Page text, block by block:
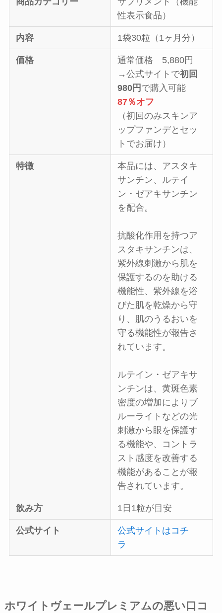
性表示食品）
内容 1袋30粒（1ヶ月分）
価格
通常価格 5,880円
→公式サイトで初回
980円 で購入可能
87％オフ
（初回のみスキンア
ップファンデとセッ
トでお届け）
特徴
本品には、アスタキ
サンチン、ルテイ
ン・ゼアキサンチン
を配合。
抗酸化作用を持つア
スタキサンチンは、
紫外線刺激から肌を
保護するのを助ける
機能性、紫外線を浴
びた肌を乾燥から守
り、肌のうるおいを
守る機能性が報告さ
れています。
ルテイン・ゼアキサ
ンチンは、黄斑色素
密度の増加によりブ
ルーライトなどの光
刺激から眼を保護す
る機能や、コントラ
スト感度を改善する
機能があることが報
告されています。
飲み方 1日1粒が目安
公式サイト
公式サイトはコチ
ラ
ホワイトヴェールプレミアムの悪い口コ